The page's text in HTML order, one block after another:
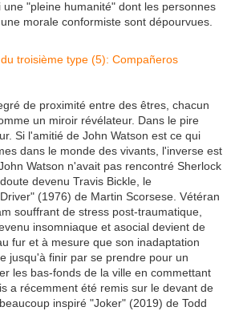
"pleine humanité" dont les personnes
morale conformiste sont dépourvues.
de proximité entre des êtres, chacun
un miroir révélateur. Dans le pire
Si l'amitié de John Watson est ce qui
dans le monde des vivants, l'inverse est
Watson n'avait pas rencontré Sherlock
devenu Travis Bickle, le
(1976) de Martin Scorsese. Vétéran
souffrant de stress post-traumatique,
insomniaque et asocial devient de
fur et à mesure que son inadaptation
jusqu'à finir par se prendre pour un
les bas-fonds de la ville en commettant
a récemment été remis sur le devant de
inspiré "Joker" (2019) de Todd